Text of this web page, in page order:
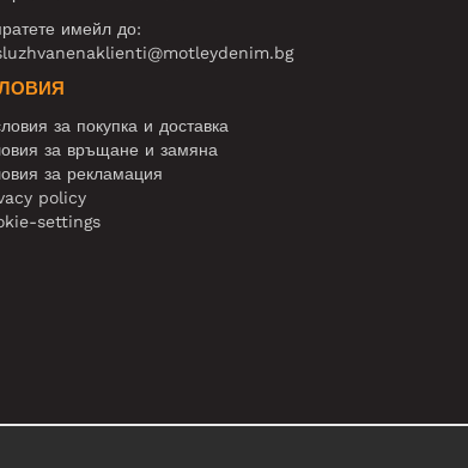
имейл до:
за покупка и доставка
за връщане и замяна
за рекламация
policy
settings